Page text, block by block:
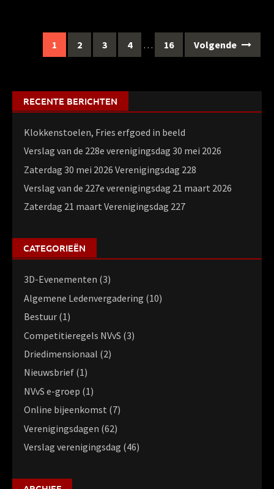
Berichten
navigatie
1 2 3 4 … 16 Volgende
RECENTE BERICHTEN
Klokkenstoelen, Fries erfgoed in beeld
Verslag van de 228e verenigingsdag 30 mei 2026
Zaterdag 30 mei 2026 Verenigingsdag 228
Verslag van de 227e verenigingsdag 21 maart 2026
Zaterdag 21 maart Verenigingsdag 227
CATEGORIEËN
3D-Evenementen (3)
Algemene Ledenvergadering (10)
Bestuur (1)
Competitieregels NVvS (3)
Driedimensionaal (2)
Nieuwsbrief (1)
NVvS e-groep (1)
Online bijeenkomst (7)
Verenigingsdagen (62)
Verslag verenigingsdag (46)